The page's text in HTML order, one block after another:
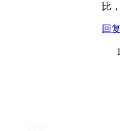
比
回复